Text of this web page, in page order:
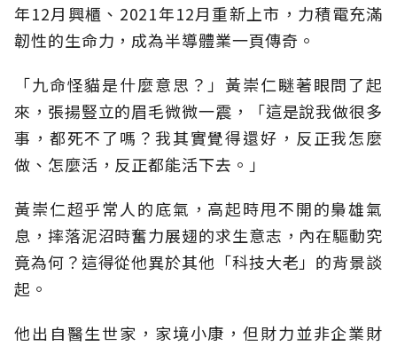
年12月興櫃、2021年12月重新上市，力積電充滿
韌性的生命力，成為半導體業一頁傳奇。
「九命怪貓是什麼意思？」黃崇仁瞇著眼問了起
來，張揚豎立的眉毛微微一震，「這是說我做很多
事，都死不了嗎？我其實覺得還好，反正我怎麼
做、怎麼活，反正都能活下去。」
黃崇仁超乎常人的底氣，高起時甩不開的梟雄氣
息，摔落泥沼時奮力展翅的求生意志，內在驅動究
竟為何？這得從他異於其他「科技大老」的背景談
起。
他出自醫生世家，家境小康，但財力並非企業財